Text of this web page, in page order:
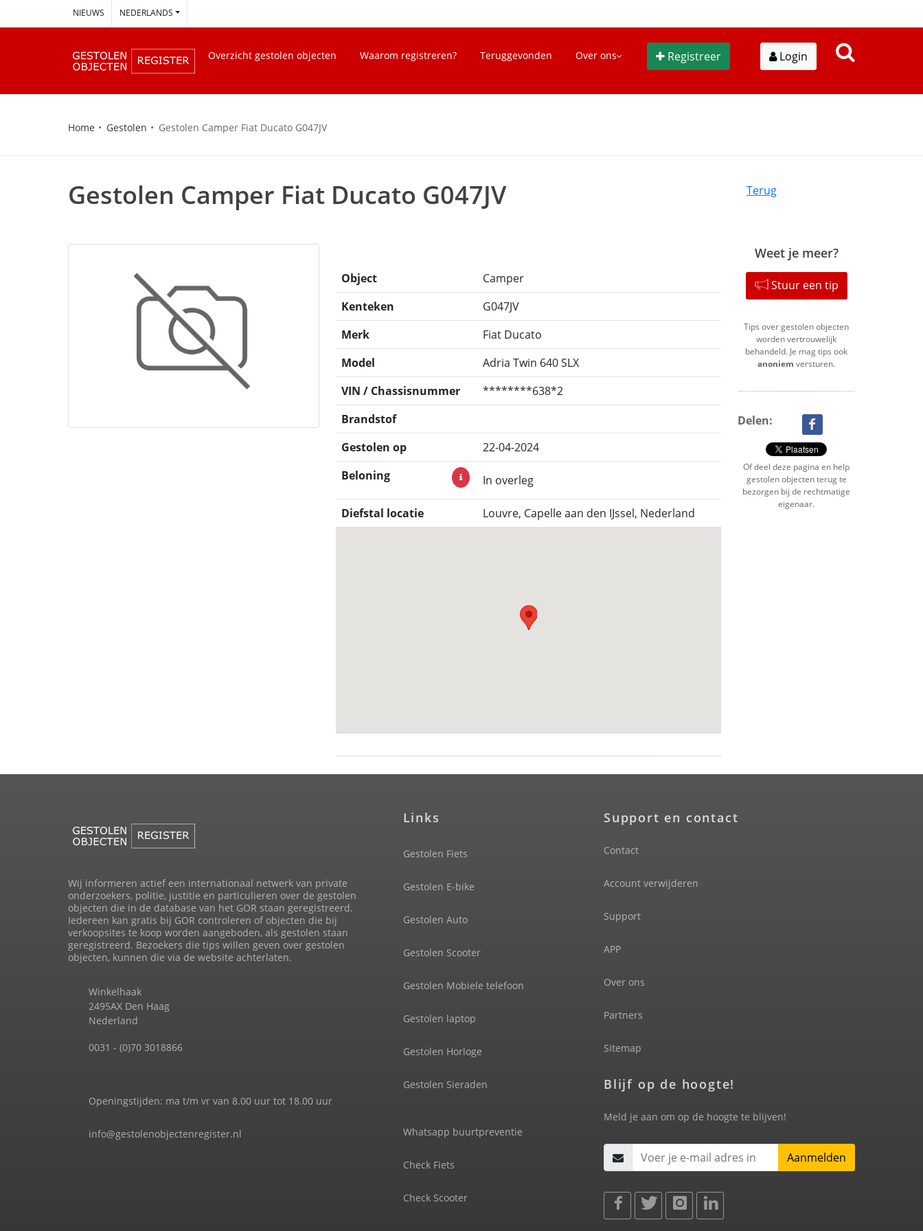
NIEUWS NEDERLANDS
Overzicht gestolen objecten Waarom registreren? Teruggevonden Over ons Registreer Login
Home Gestolen Gestolen Camper Fiat Ducato G047JV
Gestolen Camper Fiat Ducato G047JV Terug
Object
Camper
Kenteken
G047JV
Merk
Fiat Ducato
Model
Adria Twin 640 SLX
VIN / Chassisnummer
********638*2
Brandstof
Gestolen op
22-04-2024
Beloning
In overleg
Diefstal locatie Louvre, Capelle aan den IJssel, Nederland
Weet je meer?
Stuur een tip
Tips over gestolen objecten
worden vertrouwelijk
behandeld. Je mag tips ook
anoniem versturen.
Delen:
Of deel deze pagina en help
gestolen objecten terug te
bezorgen bij de rechtmatige
eigenaar.
Wij informeren actief een internationaal netwerk van private
onderzoekers, politie, justitie en particulieren over de gestolen
objecten die in de database van het GOR staan geregistreerd.
Iedereen kan gratis bij GOR controleren of objecten die bij
verkoopsites te koop worden aangeboden, als gestolen staan
geregistreerd. Bezoekers die tips willen geven over gestolen
objecten, kunnen die via de website achterlaten.
Winkelhaak
2495AX Den Haag
Nederland
0031 - (0)70 3018866
Openingstijden: ma t/m vr van 8.00 uur tot 18.00 uur
info@gestolenobjectenregister.nl
Links
Gestolen Fiets
Gestolen E-bike
Gestolen Auto
Gestolen Scooter
Gestolen Mobiele telefoon
Gestolen laptop
Gestolen Horloge
Gestolen Sieraden
Whatsapp buurtpreventie
Check Fiets
Check Scooter
Support en contact
Contact
Account verwijderen
Support
APP
Over ons
Partners
Sitemap
Blijf op de hoogte!
Meld je aan om op de hoogte te blijven!
Aanmelden